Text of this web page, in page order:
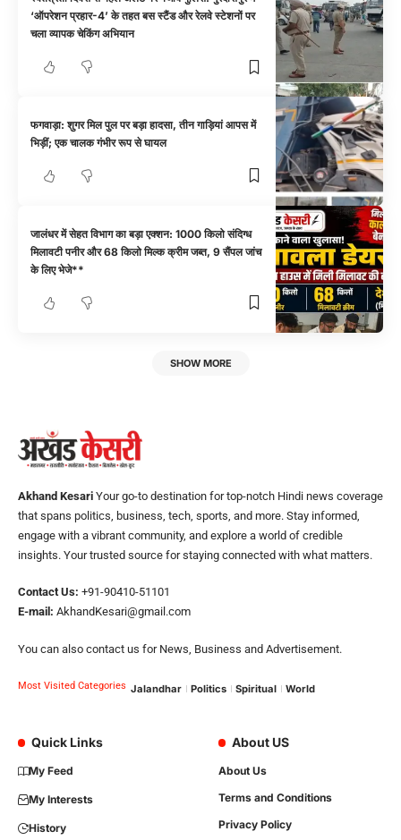
‘ऑपरेशन प्रहार-4’ के तहत बस स्टैंड और रेलवे स्टेशनों पर
चला व्यापक चेकिंग अभियान
फगवाड़ा: शुगर मिल पुल पर बड़ा हादसा, तीन गाड़ियां आपस में
भिड़ीं; एक चालक गंभीर रूप से घायल
जालंधर में सेहत विभाग का बड़ा एक्शन: 1000 किलो संदिग्ध
मिलावटी पनीर और 68 किलो मिल्क क्रीम जब्त, 9 सैंपल जांच
के लिए भेजे**
SHOW MORE
Akhand Kesari Your go-to destination for top-notch Hindi news coverage
that spans politics, business, tech, sports, and more. Stay informed,
engage with a vibrant community, and explore a world of credible
insights. Your trusted source for staying connected with what matters.
Contact Us: +91-90410-51101
E-mail: AkhandKesari@gmail.com
You can also contact us for News, Business and Advertisement.
Most Visited Categories Jalandhar Politics Spiritual World
Quick Links
My Feed
My Interests
History
About US
About Us
Terms and Conditions
Privacy Policy